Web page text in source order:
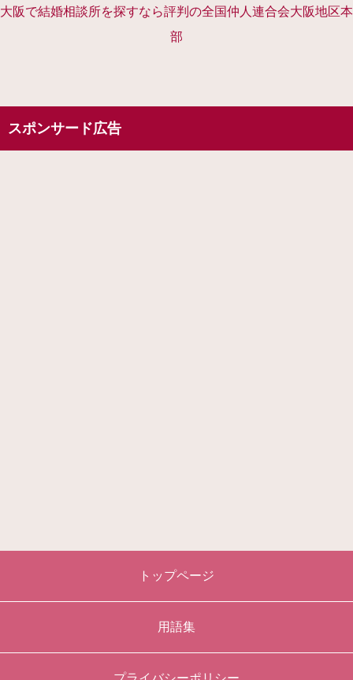
大阪で結婚相談所を探すなら評判の全国仲人連合会大阪地区本
部
スポンサード広告
トップページ
用語集